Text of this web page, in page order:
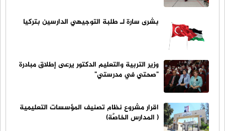
بشرى سارة لـ طلبة التوجيهي الدارسين بتركيا
وزير التربية والتعليم الدكتور يرعى إطلاق مبادرة
"صحتي في مدرستي"
اقرار مشروع نظام تصنيف المؤسسات التعليمية
( المدارس الخاصَّة)